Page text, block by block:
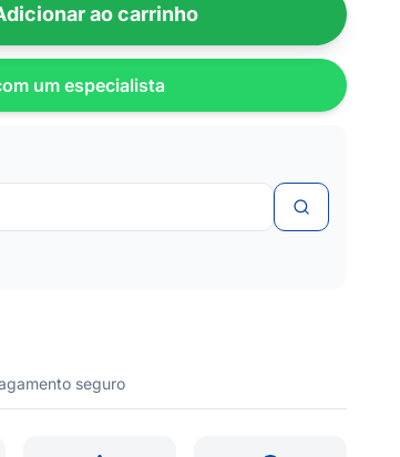
ao carrinho
um especialista
seguro